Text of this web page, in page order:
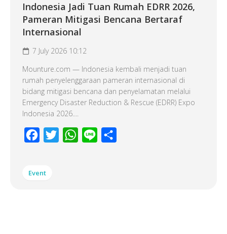
Indonesia Jadi Tuan Rumah EDRR 2026,
Pameran Mitigasi Bencana Bertaraf
Internasional
7 July 2026 10:12
Mounture.com — Indonesia kembali menjadi tuan
rumah penyelenggaraan pameran internasional di
bidang mitigasi bencana dan penyelamatan melalui
Emergency Disaster Reduction & Rescue (EDRR) Expo
Indonesia 2026....
Facebook
Twitter WhatsApp
Line
Event